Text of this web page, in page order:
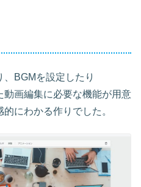
BGMを設定したり
画編集に必要な機能が用意
にわかる作りでした。